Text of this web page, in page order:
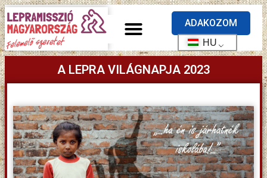
ADAKOZOM
HU
A LEPRA VILÁGNAPJA 2023